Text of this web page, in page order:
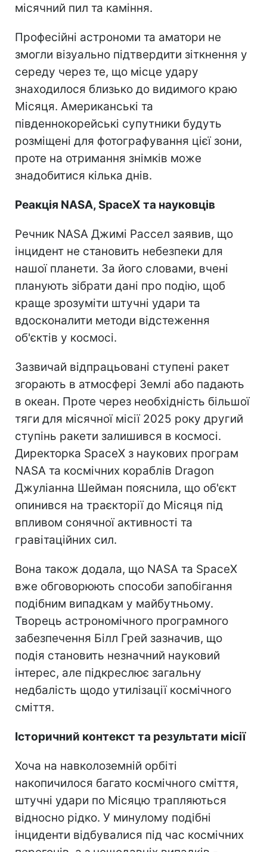
місячний пил та каміння.
Професійні астрономи та аматори не
змогли візуально підтвердити зіткнення у
середу через те, що місце удару
знаходилося близько до видимого краю
Місяця. Американські та
південнокорейські супутники будуть
розміщені для фотографування цієї зони,
проте на отримання знімків може
знадобитися кілька днів.
Реакція NASA, SpaceX та науковців
Речник NASA Джимі Рассел заявив, що
інцидент не становить небезпеки для
нашої планети. За його словами, вчені
планують зібрати дані про подію, щоб
краще зрозуміти штучні удари та
вдосконалити методи відстеження
об'єктів у космосі.
Зазвичай відпрацьовані ступені ракет
згорають в атмосфері Землі або падають
в океан. Проте через необхідність більшої
тяги для місячної місії 2025 року другий
ступінь ракети залишився в космосі.
Директорка SpaceX з наукових програм
NASA та космічних кораблів Dragon
Джуліанна Шейман пояснила, що об'єкт
опинився на траєкторії до Місяця під
впливом сонячної активності та
гравітаційних сил.
Вона також додала, що NASA та SpaceX
вже обговорюють способи запобігання
подібним випадкам у майбутньому.
Творець астрономічного програмного
забезпечення Білл Грей зазначив, що
подія становить незначний науковий
інтерес, але підкреслює загальну
недбалість щодо утилізації космічного
сміття.
Історичний контекст та результати місії
Хоча на навколоземній орбіті
накопичилося багато космічного сміття,
штучні удари по Місяцю трапляються
відносно рідко. У минулому подібні
інциденти відбувалися під час космічних